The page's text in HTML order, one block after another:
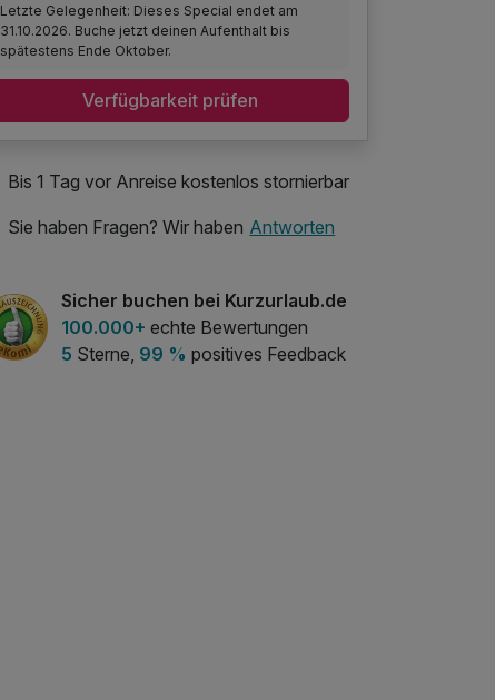
Letzte Gelegenheit: Dieses Special endet am
31.10.2026. Buche jetzt deinen Aufenthalt bis
spätestens Ende Oktober.
Verfügbarkeit prüfen
Bis 1 Tag vor Anreise kostenlos stornierbar
Sie haben Fragen? Wir haben Antworten
Sicher buchen bei Kurzurlaub.de
100.000+ echte Bewertungen
5 Sterne, 99 % positives Feedback